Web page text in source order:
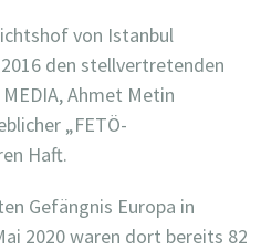
von Istanbul
den stellvertretenden
Ahmet Metin
„FETÖ-
Haft.
Gefängnis Europa in
2020 waren dort bereits 82